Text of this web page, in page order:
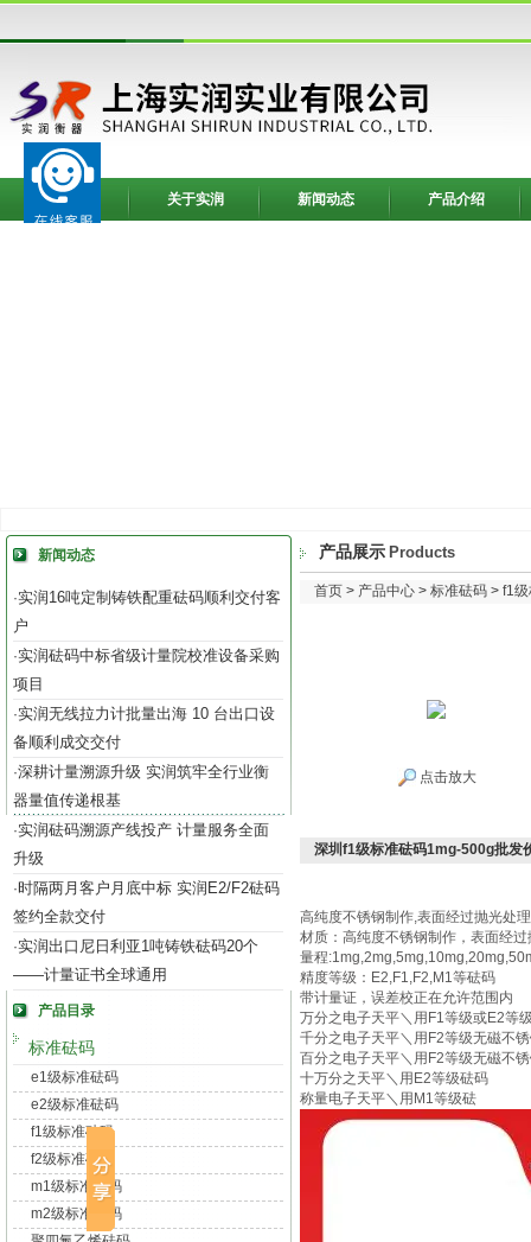
网站首页 关于实润 新闻动态 产品介绍
新闻动态
·实润16吨定制铸铁配重砝码顺利交付客
户
·实润砝码中标省级计量院校准设备采购
项目
·实润无线拉力计批量出海 10 台出口设
备顺利成交交付
·深耕计量溯源升级 实润筑牢全行业衡
器量值传递根基
·实润砝码溯源产线投产 计量服务全面
升级
·时隔两月客户月底中标 实润E2/F2砝码
签约全款交付
·实润出口尼日利亚1吨铸铁砝码20个
——计量证书全球通用
产品目录
标准砝码
e1级标准砝码
e2级标准砝码
f1级标准砝码
f2级标准砝码
m1级标准砝码
m2级标准砝码
产品展示 Products
首页 > 产品中心 > 标准砝码 > f1
点击放大
深圳f1级标准砝码1mg-500g批发
高纯度不锈钢制作,表面经过抛光处理
材质：高纯度不锈钢制作，表面经
量程
精度等级： E2,F1,F2,M1等砝码
带计量证，误差校正在允许范围内
万分之电子天平＼用 F1等级或E2等
千分之电子天平＼用 F2等级无磁不
百分之电子天平＼用 F2等级无磁不
十万分之天平＼用 E2等级砝码
称量电子天平＼用 M1等级砝